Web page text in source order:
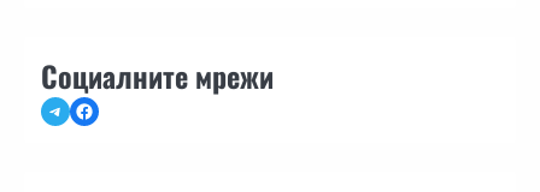
Социалните мрежи
TelegramFacebook